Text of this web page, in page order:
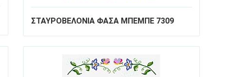
ΣΤΑΥΡΟΒΕΛΟΝΙΑ ΦΑΣΑ ΜΠΕΜΠΕ 7309